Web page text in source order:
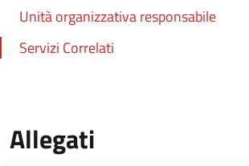
Unità organizzativa responsabile
Servizi Correlati
Allegati